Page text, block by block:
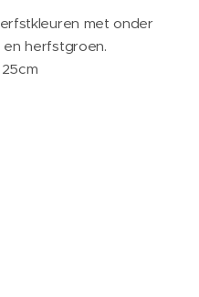
met onder
herfstgroen.